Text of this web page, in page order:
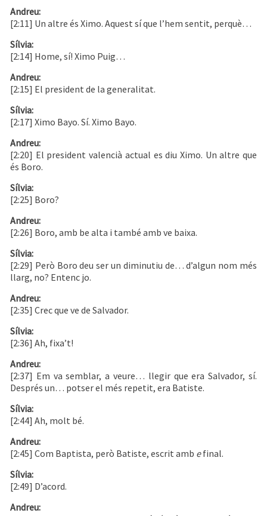
Andreu:
[2:11] Un altre és Ximo. Aquest sí que l’hem sentit, perquè…
Sílvia:
[2:14] Home, sí! Ximo Puig…
Andreu:
[2:15] El president de la generalitat.
Sílvia:
[2:17] Ximo Bayo. Sí. Ximo Bayo.
Andreu:
[2:20] El president valencià actual es diu Ximo. Un altre que
és Boro.
Sílvia:
[2:25] Boro?
Andreu:
[2:26] Boro, amb be alta i també amb ve baixa.
Sílvia:
[2:29] Però Boro deu ser un diminutiu de… d’algun nom més
llarg, no? Entenc jo.
Andreu:
[2:35] Crec que ve de Salvador.
Sílvia:
[2:36] Ah, fixa’t!
Andreu:
[2:37] Em va semblar, a veure… llegir que era Salvador, sí.
Després un… potser el més repetit, era Batiste.
Sílvia:
[2:44] Ah, molt bé.
Andreu:
[2:45] Com Baptista, però Batiste, escrit amb efinal.
Sílvia:
[2:49] D’acord.
Andreu: